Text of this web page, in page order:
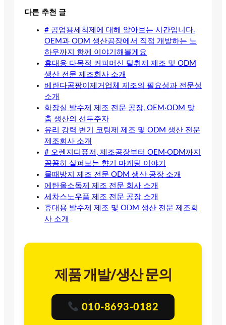
다른 추천 글
# 공업용세척제에 대해 알아보는 시간입니다.
OEM과 ODM 생산공장에서 직접 개발하는 노
하우까지 함께 이야기해볼게요
휴대용 다목적 커피머신 탈취제 제조 및 ODM
생산 전문 제조회사 소개
베란다곰팡이제거업체 제조의 필요성과 전문성
소개
화장실 발수제 제조 전문 공장, OEM·ODM 맞
춤 생산의 선두주자
유리 강력 변기 코팅제 제조 및 ODM 생산 전문
제조회사 소개
# 오렌지디퓨저, 제조공장부터 OEM·ODM까지
꼼꼼히 살펴보는 향기 마케팅 이야기
물때방지 제조 전문 ODM 생산 공장 소개
에탄올소독제 제조 전문 회사 소개
세차스노우폼 제조 전문 공장 소개
휴대용 발수제 제조 및 ODM 생산 전문 제조회
사 소개
제품 개발/생산 문의
010-8693-0182